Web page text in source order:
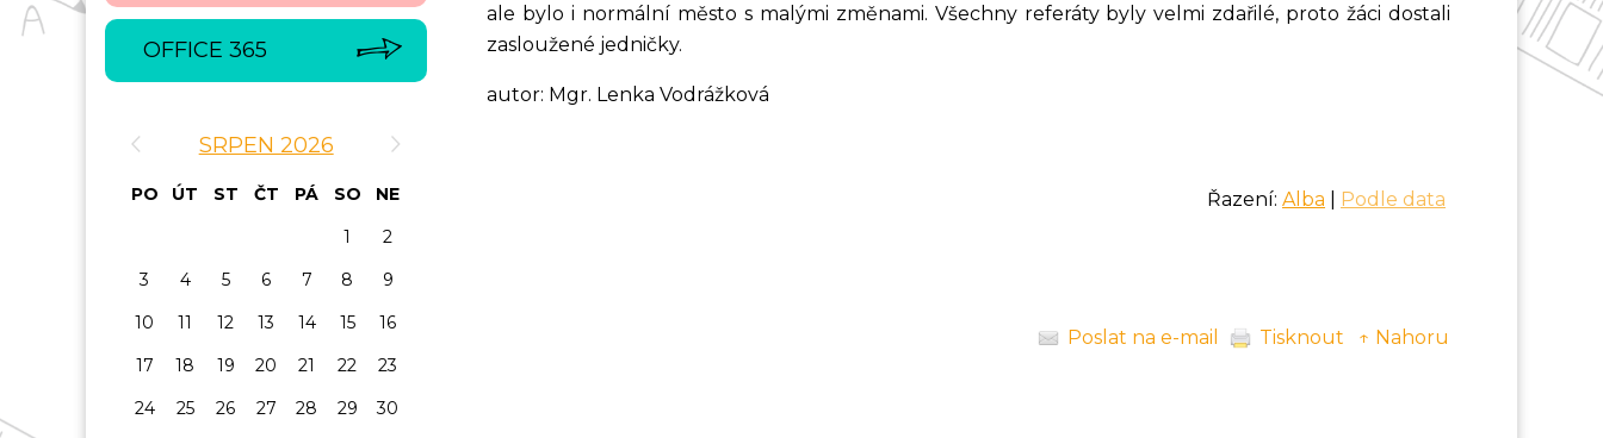
ale bylo i normální město s malými změnami. Všechny referáty byly velmi zdařilé, proto žáci dostali
zasloužené jedničky.
autor: Mgr. Lenka Vodrážková
Řazení: Alba Podle data
Poslat na e-mail Tisknout ↑ Nahoru
OFFICE 365
SRPEN 2026
PO ÚT ST ČT PÁ SO
NE
1
2
3
4 5 6 7 8
9
10
11 12 13 14 15
16
17
18 19 20 21 22
23
24
25 26 27 28 29
30